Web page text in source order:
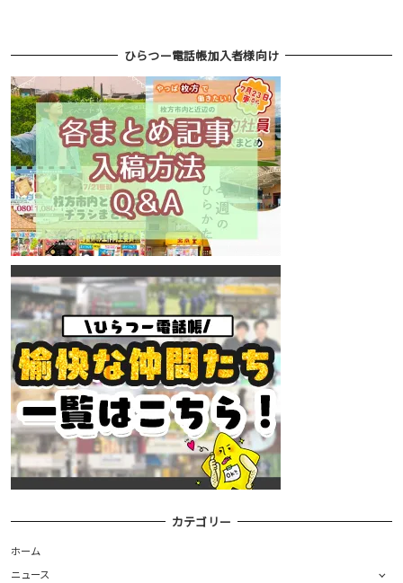
ひらつー電話帳加入者様向け
カテゴリー
ホーム
ニュース